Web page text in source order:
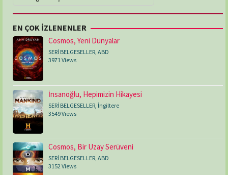
EN ÇOK İZLENENLER
Cosmos, Yeni Dünyalar
SERİ BELGESELLER, ABD
3971 Views
İnsanoğlu, Hepimizin Hikayesi
SERİ BELGESELLER, İngiltere
3549 Views
Cosmos, Bir Uzay Serüveni
SERİ BELGESELLER ABD
3152 Views